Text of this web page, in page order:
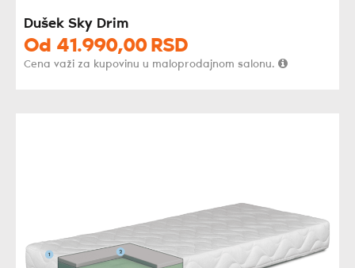
Dušek Sky Drim
Od 41.990,00 RSD
Cena važi za kupovinu u maloprodajnom salonu.